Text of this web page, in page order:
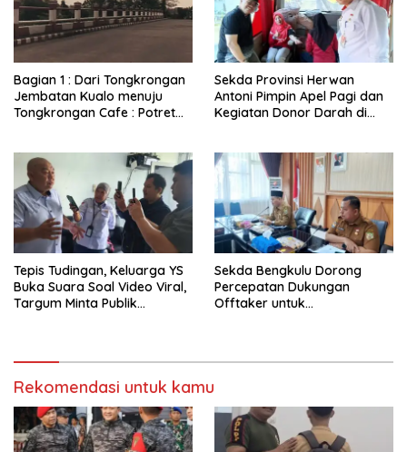
Bagian 1 : Dari Tongkrongan
Jembatan Kualo menuju
Tongkrongan Cafe : Potret
Melenial Dahulu Yang Sudah
Sepi Pengunjung
Sekda Provinsi Herwan
Antoni Pimpin Apel Pagi dan
Kegiatan Donor Darah di
Tepis Tudingan, Keluarga YS
Buka Suara Soal Video Viral,
Targum Minta Publik
Sekda Bengkulu Dorong
Percepatan Dukungan
Offtaker untuk
Rekomendasi untuk kamu